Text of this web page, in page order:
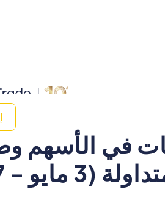
في الأسهم
- 7 مايو)